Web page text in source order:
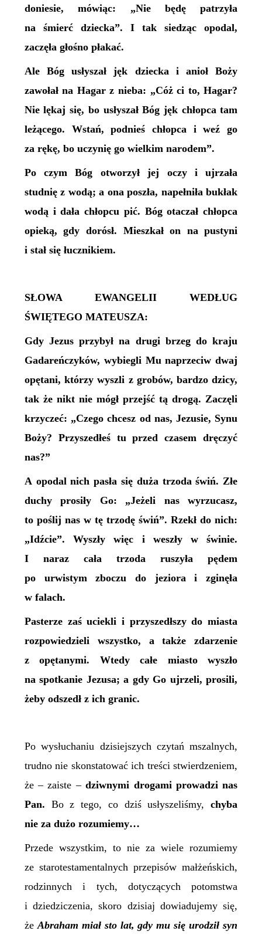
doniesie, mówiąc: „Nie będę patrzyła
na śmierć dziecka”. I tak siedząc opodal,
zaczęła głośno płakać.
Ale Bóg usłyszał jęk dziecka i anioł Boży
zawołał na Hagar z nieba: „Cóż ci to, Hagar?
Nie lękaj się, bo usłyszał Bóg jęk chłopca tam
leżącego. Wstań, podnieś chłopca i weź go
za rękę, bo uczynię go wielkim narodem”.
Po czym Bóg otworzył jej oczy i ujrzała
studnię z wodą; a ona poszła, napełniła bukłak
wodą i dała chłopcu pić. Bóg otaczał chłopca
opieką, gdy dorósł. Mieszkał on na pustyni
i stał się łucznikiem.
SŁOWA EWANGELII WEDŁUG
ŚWIĘTEGO MATEUSZA:
Gdy Jezus przybył na drugi brzeg do kraju
Gadareńczyków, wybiegli Mu naprzeciw dwaj
opętani, którzy wyszli z grobów, bardzo dzicy,
tak że nikt nie mógł przejść tą drogą. Zaczęli
krzyczeć: „Czego chcesz od nas, Jezusie, Synu
Boży? Przyszedłeś tu przed czasem dręczyć
nas?”
A opodal nich pasła się duża trzoda świń. Złe
duchy prosiły Go: „Jeżeli nas wyrzucasz,
to poślij nas w tę trzodę świń”. Rzekł do nich:
„Idźcie”. Wyszły więc i weszły w świnie.
I naraz cała trzoda ruszyła pędem
po urwistym zboczu do jeziora i zginęła
w falach.
Pasterze zaś uciekli i przyszedłszy do miasta
rozpowiedzieli wszystko, a także zdarzenie
z opętanymi. Wtedy całe miasto wyszło
na spotkanie Jezusa; a gdy Go ujrzeli, prosili,
żeby odszedł z ich granic.
Po wysłuchaniu dzisiejszych czytań mszalnych,
trudno nie skonstatować ich treści stwierdzeniem,
że – zaiste –dziwnymi drogami prowadzi nas
Pan. Bo z tego, co dziś usłyszeliśmy,chyba
nie za dużo rozumiemy…
Przede wszystkim, to nie za wiele rozumiemy
ze starotestamentalnych przepisów małżeńskich,
rodzinnych i tych, dotyczących potomstwa
i dziedziczenia, skoro dzisiaj dowiadujemy się,
żeAbraham miał sto lat, gdy mu się urodził syn